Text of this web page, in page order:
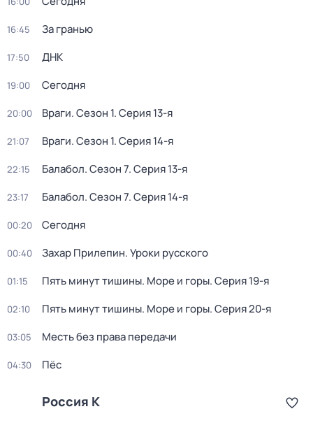
16:45 За гранью
17:50 ДНК
19:00 Сегодня
20:00 Враги. Сезон 1. Серия 13-я
21:07 Враги. Сезон 1. Серия 14-я
22:15 Балабол. Сезон 7. Серия 13-я
23:17 Балабол. Сезон 7. Серия 14-я
00:20 Сегодня
00:40 Захар Прилепин. Уроки русского
01:15 Пять минут тишины. Море и горы. Серия 19-я
02:10 Пять минут тишины. Море и горы. Серия 20-я
03:05 Месть без права передачи
04:30 Пёс
Россия К